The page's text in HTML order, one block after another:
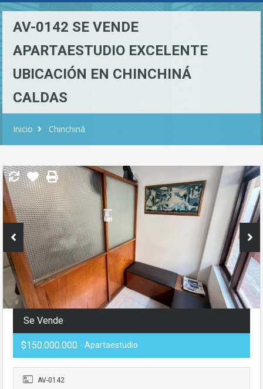
AV-0142 SE VENDE
APARTAESTUDIO EXCELENTE
UBICACIÓN EN CHINCHINÁ
CALDAS
Inicio Chinchiná
Se Vende
$150.000.000 - Apartaestudio
AV-0142